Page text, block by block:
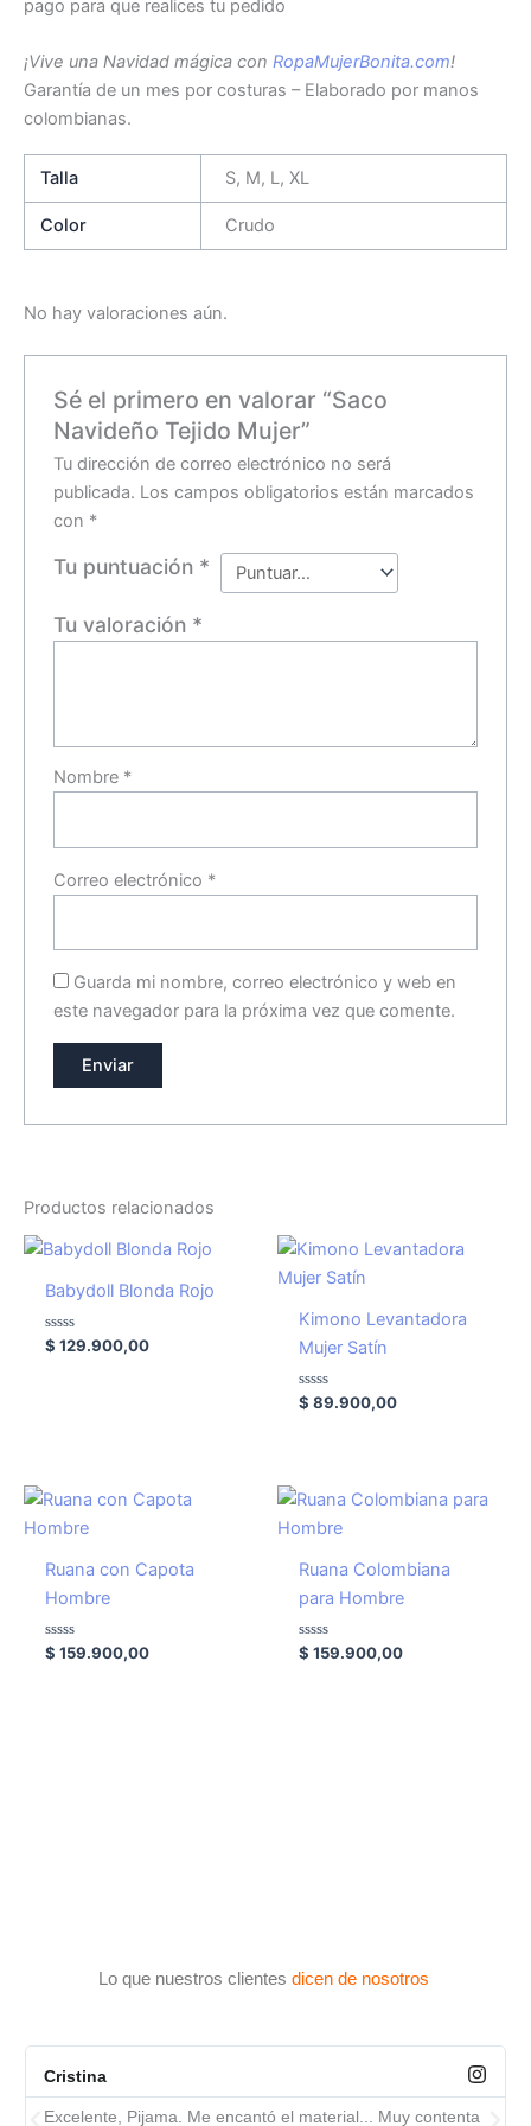
pago para que realices tu pedido
¡Vive una Navidad mágica con RopaMujerBonita.com!
Garantía de un mes por costuras – Elaborado por manos
colombianas.
Talla S, M, L, XL
Color Crudo
No hay valoraciones aún.
Sé el primero en valorar “Saco
Navideño Tejido Mujer”
Tu dirección de correo electrónico no será
publicada. Los campos obligatorios están marcados
con *
Tu puntuación *
Tu valoración *
Nombre *
Correo electrónico *
Guarda mi nombre, correo electrónico y web en
este navegador para la próxima vez que comente.
Productos relacionados
Babydoll Blonda Rojo
Valorado
con
$ 129.900,00
Kimono Levantadora
Mujer Satín
Valorado
con
$ 89.900,00
Ruana con Capota
Hombre
Valorado
con
$ 159.900,00
Ruana Colombiana
para Hombre
Valorado
con
$ 159.900,00
Lo que nuestros clientes dicen de nosotros
Cristina
Excelente, Pijama. Me encantó el material... Muy contenta